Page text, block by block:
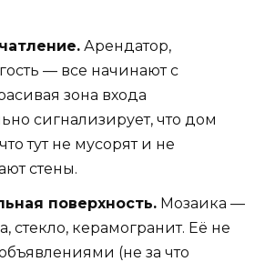
Арендатор,
— все начинают с
зона входа
сигнализирует, что дом
тут не мусорят и не
стены.
поверхность. Мозаика —
стекло, керамогранит. Её не
(не за что